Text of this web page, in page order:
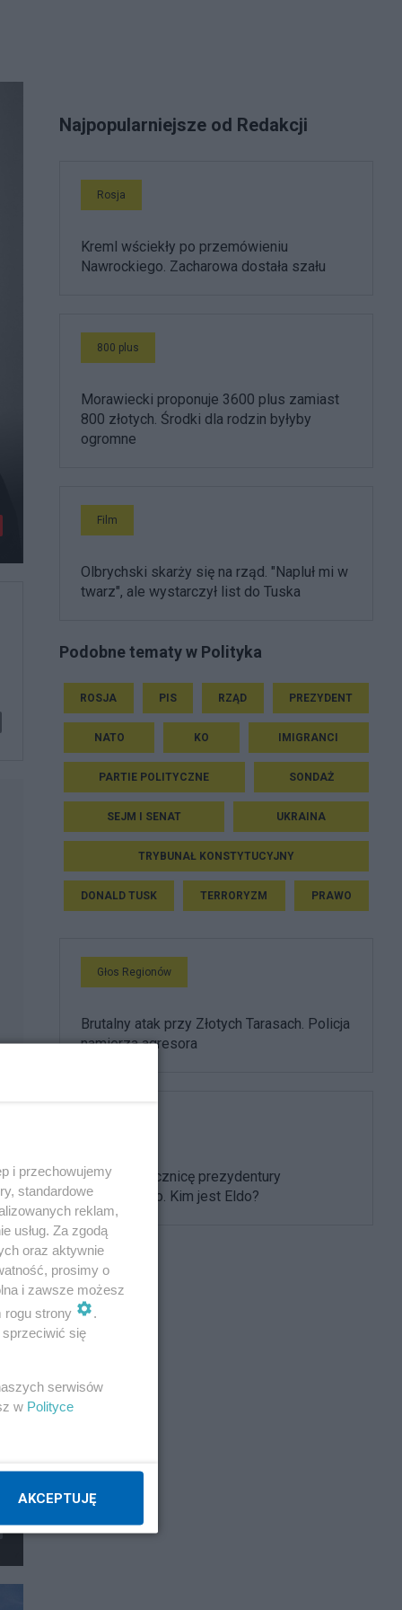
Najpopularniejsze od Redakcji
Rosja
Kreml wściekły po przemówieniu
Nawrockiego. Zacharowa dostała szału
800 plus
Morawiecki proponuje 3600 plus zamiast
800 złotych. Środki dla rodzin byłyby
ogromne
Film
Olbrychski skarży się na rząd. "Napluł mi w
twarz", ale wystarczył list do Tuska
Podobne tematy w Polityka
ROSJA PIS RZĄD PREZYDENT
NATO KO IMIGRANCI
PARTIE POLITYCZNE SONDAŻ
SEJM I SENAT UKRAINA
TRYBUNAŁ KONSTYTUCYJNY
DONALD TUSK TERRORYZM PRAWO
Głos Regionów
Brutalny atak przy Złotych Tarasach. Policja
namierza agresora
Uświetnił rocznicę prezydentury
Nawrockiego. Kim jest Eldo?
i przechowujemy
standardowe
reklam,
usług. Za zgodą
oraz aktywnie
prosimy o
i zawsze możesz
rogu strony
.
się
serwisów
w Polityce
AKCEPTUJĘ